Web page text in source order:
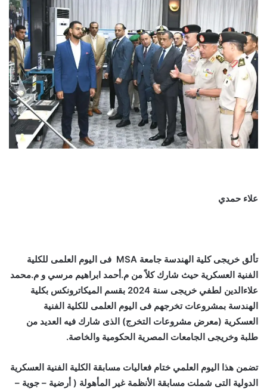
علاء حمدي
تألق خريجى كلية الهندسة جامعة MSA فى اليوم العلمى للكلية
الفنية العسكرية حيث شارك كلاً من م.أحمد ابراهيم مرسي و م.⁠محمد
علاءالدين لطفي خريجى سنة 2024 بقسم الميكاترونكس بكلية
الهندسة بمشروعات تخرجهم فى اليوم العلمى للكلية الفنية
العسكرية (معرض مشروعات التخرج) الذى شارك فيه العديد من
طلبة وخريجى الجامعات المصرية الحكومية والخاصة.
تضمن هذا اليوم العلمي ختام فعاليات مسابقة الكلية الفنية العسكرية
الدولية التى شملت مسابقة الأنظمة غير المأهولة ( أرضية – جوية –